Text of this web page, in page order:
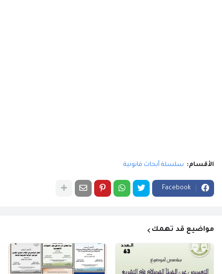
الأقسام: سلسلة أبحاث قانونية
Facebook
مواضيع قد تهمك